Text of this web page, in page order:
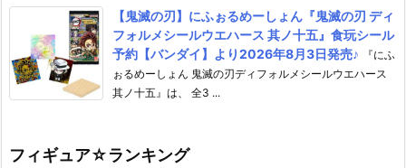
【鬼滅の刃】にふぉるめーしょん『鬼滅の刃 ディ
フォルメシールウエハース 其ノ十五』食玩シール
予約【バンダイ】より2026年8月3日発売♪
『にふ
ぉるめーしょん 鬼滅の刃ディフォルメシールウエハース
其ノ十五』は、 全3 ...
フィギュア☆ランキング